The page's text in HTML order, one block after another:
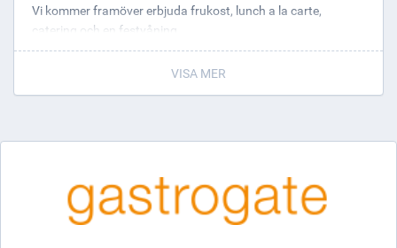
Vi kommer framöver erbjuda frukost, lunch a la carte,
catering och en festvåning.
VISA MER